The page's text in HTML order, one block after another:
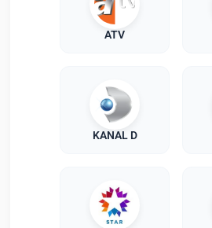
ATV
KANAL D